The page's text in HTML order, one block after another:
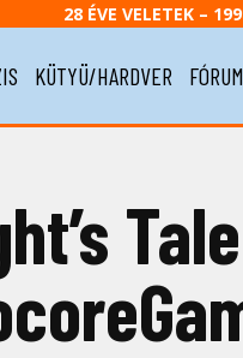
28 ÉVE VELETEK –
KÜTYÜ/HARDVER FÓRUM